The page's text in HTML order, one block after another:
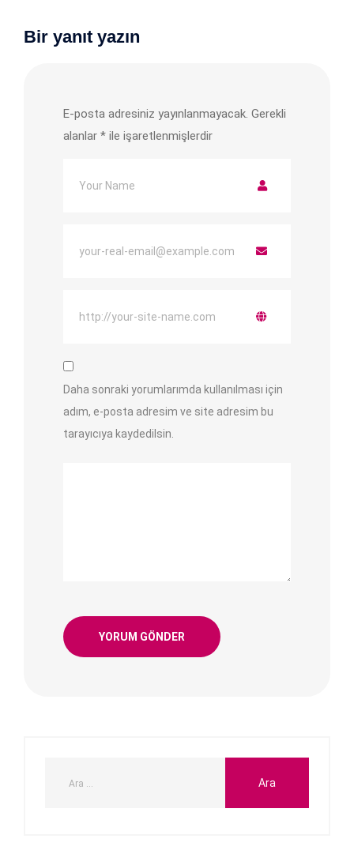
Bir yanıt yazın
E-posta adresiniz yayınlanmayacak. Gerekli
alanlar * ile işaretlenmişlerdir
Daha sonraki yorumlarımda kullanılması için
adım, e-posta adresim ve site adresim bu
tarayıcıya kaydedilsin.